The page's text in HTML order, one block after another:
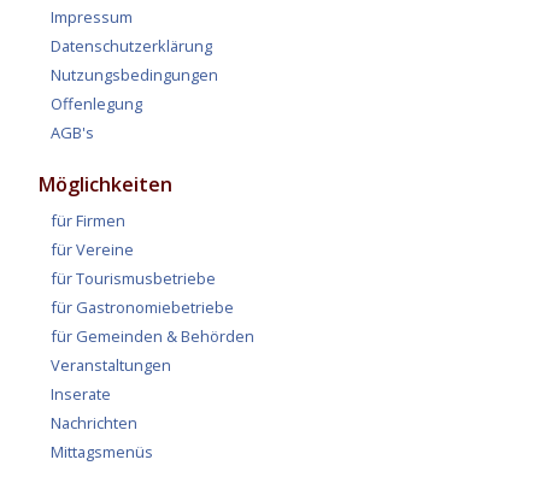
Impressum
Datenschutzerklärung
Nutzungsbedingungen
Offenlegung
AGB's
Möglichkeiten
für Firmen
für Vereine
für Tourismusbetriebe
für Gastronomiebetriebe
für Gemeinden & Behörden
Veranstaltungen
Inserate
Nachrichten
Mittagsmenüs